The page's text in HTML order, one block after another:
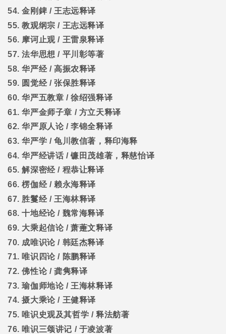
54.金刚錍 / 王志远释译
55.教观纲宗 / 王志远释译
56. 摩诃止观/ 王雷泉释译
57.法华思想 / 平川彰等著
58.华严经/高振农释译
59. 圆觉经/张保胜释译
60.华严五教章 /徐绍强释译
61.华严金师子章 / 方立天释译
62.华严原人论/李锦全释译
63.华严学 /龟川教信著，释印海释
64.华严经讲话 /镰田茂雄著，释慈怡译
65.解深密经/ 程恭让释译
66.楞伽经/ 赖永海释译
67. 胜鬘经/ 王海林释译
68.十地经论/ 魏常海释译
69. 大乘起信论/萧萐文释译
70. 成唯识论/ 韩廷杰释译
71. 唯识四论/ 陈鹏释译
72.佛性论/龚隽释译
73.瑜伽师地论/ 王海林释译
74.摄大乘论/ 王健释译
75. 唯识史观及其哲学 /释法舫著
76. 唯识三颂讲记 / 于凌波著